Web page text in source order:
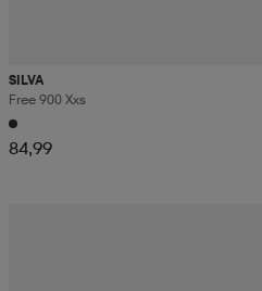
SILVA
Free 900 Xxs
84,99